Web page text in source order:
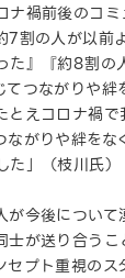
ナ禍前後のコ
7割の人が以前
た』『約8割の
てつながりや絆
とえコロナ禍
がりや絆をな
」（枝川氏）
が今後につい
が送り合うこ
プト重視のス